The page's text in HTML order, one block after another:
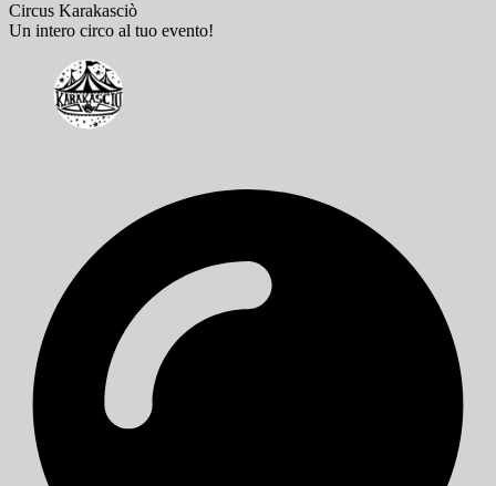
Circus Karakasciò
Un intero circo al tuo evento!